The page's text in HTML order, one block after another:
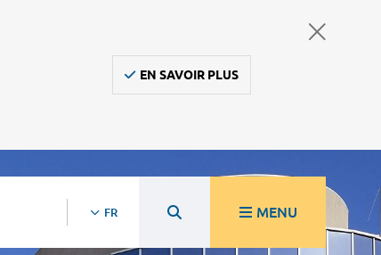
EN SAVOIR PLUS
FR MENU